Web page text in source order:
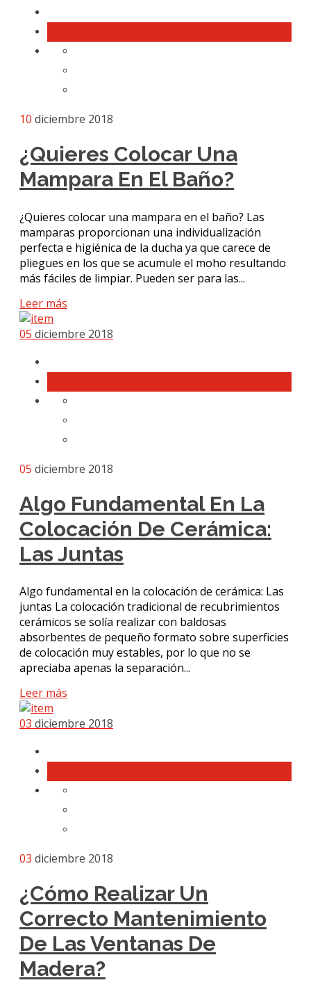
10 diciembre 2018
¿Quieres Colocar Una
Mampara En El Baño?
¿Quieres colocar una mampara en el baño? Las
mamparas proporcionan una individualización
perfecta e higiénica de la ducha ya que carece de
pliegues en los que se acumule el moho resultando
más fáciles de limpiar. Pueden ser para las...
Leer más
05 diciembre 2018
05 diciembre 2018
Algo Fundamental En La
Colocación De Cerámica:
Las Juntas
Algo fundamental en la colocación de cerámica: Las
juntas La colocación tradicional de recubrimientos
cerámicos se solía realizar con baldosas
absorbentes de pequeño formato sobre superficies
de colocación muy estables, por lo que no se
apreciaba apenas la separación...
Leer más
03 diciembre 2018
03 diciembre 2018
¿Cómo Realizar Un
Correcto Mantenimiento
De Las Ventanas De
Madera?